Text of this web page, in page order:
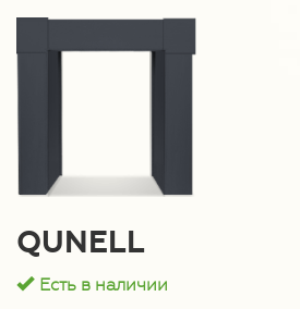
QUNELL
Есть в наличии